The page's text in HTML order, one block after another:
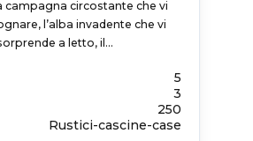
campagna circostante che vi
l’alba invadente che vi
a letto, il…
5
3
250
Rustici-cascine-case